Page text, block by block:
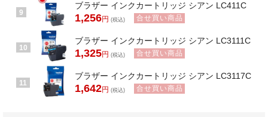
9
ブラザー インクカートリッジ シアン LC411C
1,256円 (税込) 合せ買い商品
10
ブラザー インクカートリッジ シアン LC3111C
1,325円 (税込) 合せ買い商品
11
ブラザー インクカートリッジ シアン LC3117C
1,642円 (税込) 合せ買い商品